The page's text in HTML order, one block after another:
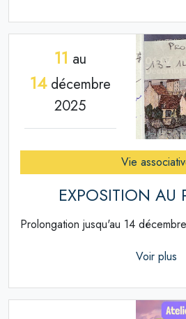
11 au
14décembre
2025
Vie
EXPOSITION AU
Prolongation jusqu'au 14
Voir plus